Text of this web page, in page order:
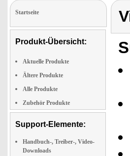
Startseite
Produkt-Übersicht:
Aktuelle Produkte
Ältere Produkte
Alle Produkte
Zubehör Produkte
Support-Elemente:
Handbuch-, Treiber-, Video-
Downloads